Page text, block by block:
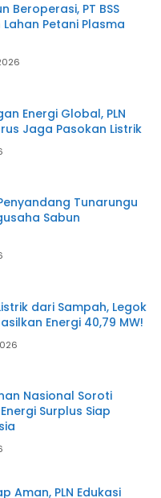
Beroperasi, PT BSS
Petani Plasma
Energi Global, PLN
Jaga Pasokan Listrik
Tunarungu
Sabun
dari Sampah, Legok
Energi 40,79 MW!
Nasional Soroti
Surplus Siap
Aman, PLN Edukasi